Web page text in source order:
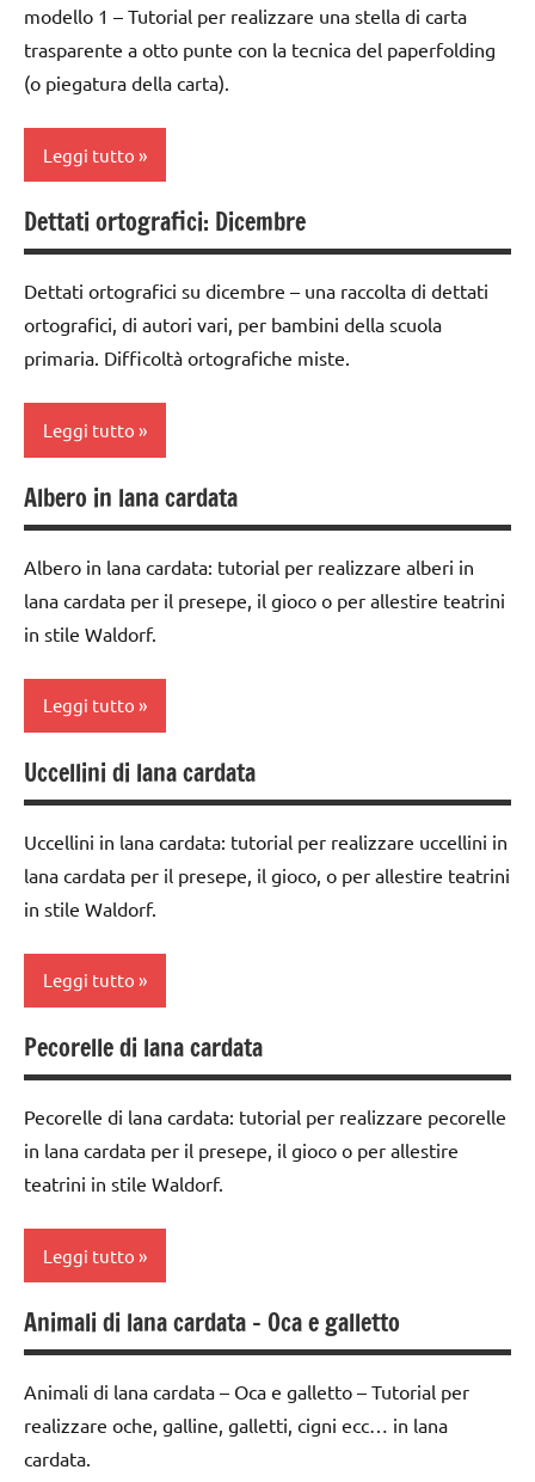
paperfolding
origami
TUTORIAL
TUTTI GLI
ARGOMENTI
TUTTI GLI
lavoretti
Natale
Natale
paperfolding
origami
TUTORIAL
ARGOMENTI
PER ETA'
TUTTI GLI
ARTE
IMMAGINE
carta
3a
classe
classe
decorazioni
FESTE
DELL'ANNO
Natale
origami
TUTORIAL
ARGOMENTI
TUTTI GLI
ARTICOLI
modello 1 – Tutorial per realizzare una stella di carta
trasparente a otto punte con la tecnica del paperfolding
(o piegatura della carta).
Leggi tutto
4a
settimana
di
avvento
ARTE
carta
3a
4a
classe
decorazioni
natalizie
FESTE
DELL'ANNO
LAVORETTI
TUTORIAL
TUTTI GLI
ARGOMENTI
PER ETA'
TUTTI GLI
ARTICOLI
Dettati ortografici: Dicembre
Dettati ortografici su dicembre – una raccolta di dettati
ortografici, di autori vari, per bambini della scuola
primaria. Difficoltà ortografiche miste.
Leggi tutto
classe
1a
classe
2a
3a
classe
dettati /
mesi
dettati
ortografici
Inverno
STAGIONI
TUTTI GLI
TUTTI GLI
ARTICOLI
Albero in lana cardata
Albero in lana cardata: tutorial per realizzare alberi in
lana cardata per il presepe, il gioco o per allestire teatrini
in stile Waldorf.
Leggi tutto
2a
settimana
di
avvento
classe
FESTE
DELL'ANNO
lana
cardata
e feltro
Natale
TUTORIAL
ARGOMENTI
PER ETA'
TUTTI GLI
ARTICOLI
Uccellini di lana cardata
Uccellini in lana cardata: tutorial per realizzare uccellini in
lana cardata per il presepe, il gioco, o per allestire teatrini
in stile Waldorf.
Leggi tutto
3a
settimana
di
avvento
classe
classe
5a
FESTE
DELL'ANNO
lana
cardata
e feltro
Pecorelle di lana cardata
Pecorelle di lana cardata: tutorial per realizzare pecorelle
in lana cardata per il presepe, il gioco o per allestire
teatrini in stile Waldorf.
Leggi tutto
3a
settimana
di
avvento
classe
Animali di lana cardata – Oca e galletto
Animali di lana cardata – Oca e galletto – Tutorial per
realizzare oche, galline, galletti, cigni ecc… in lana
cardata.